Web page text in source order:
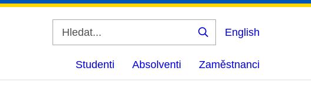
Vyhledat
English
Studenti Absolventi Zaměstnanci